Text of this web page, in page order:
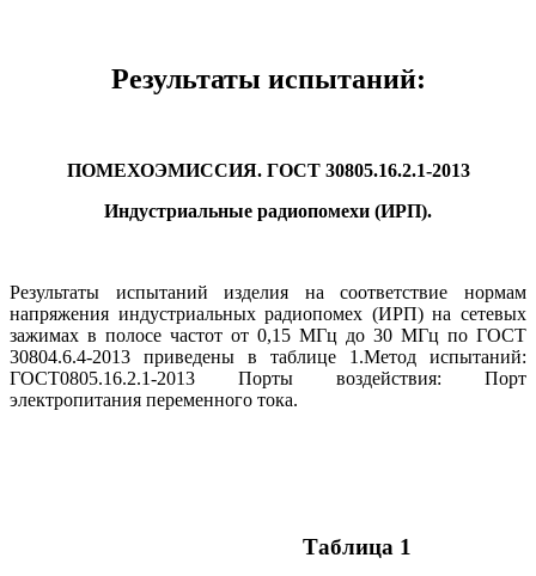
Результаты испытаний:
ПОМЕХОЭМИССИЯ. ГОСТ 30805.16.2.1-2013
Индустриальные радиопомехи (ИРП).
Результаты испытаний изделия на соответствие нормам
напряжения индустриальных радиопомех (ИРП) на сетевых
зажимах в полосе частот от 0,15 МГц до 30 МГц по ГОСТ
30804.6.4-2013 приведены в таблице 1.Метод испытаний:
ГОСТ0805.16.2.1-2013 Порты воздействия: Порт
электропитания переменного тока.
Таблица 1